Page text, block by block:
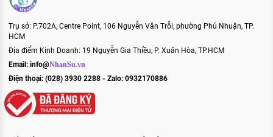
Trụ sở: P.702A, Centre Point, 106 Nguyễn Văn Trỗi, phường Phú Nhuận, TP.
HCM
Địa điểm Kinh Doanh: 19 Nguyễn Gia Thiều, P. Xuân Hòa, TP.HCM
Email: info@NhanSu.vn
Điện thoại: (028) 3930 2288 - Zalo: 0932170886